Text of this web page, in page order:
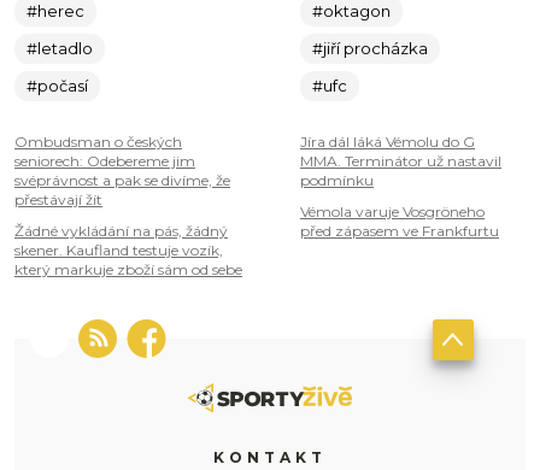
#herec
#letadlo
#počasí
Ombudsman o českých
seniorech: Odebereme jim
svéprávnost a pak se divíme, že
přestávají žít
Žádné vykládání na pás, žádný
skener. Kaufland testuje vozík,
který markuje zboží sám od sebe
#oktagon
#jiří procházka
#ufc
Jíra dál láká Vémolu do G
MMA. Terminátor už nastavil
podmínku
Vémola varuje Vosgröneho
před zápasem ve Frankfurtu
KONTAKT